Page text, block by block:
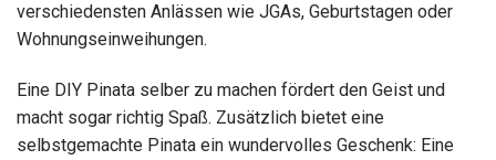
verschiedensten Anlässen wie JGAs, Geburtstagen oder
Wohnungseinweihungen.
Eine DIY Pinata selber zu machen fördert den Geist und
macht sogar richtig Spaß. Zusätzlich bietet eine
selbstgemachte Pinata ein wundervolles Geschenk: Eine